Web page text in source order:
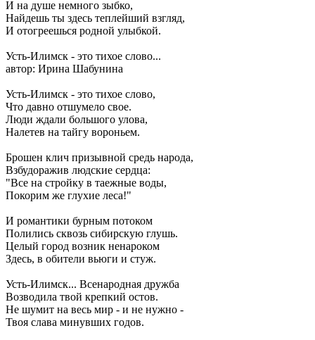
И на душе немного зыбко,
Найдешь ты здесь теплейший взгляд,
И отогреешься родной улыбкой.
Усть-Илимск - это тихое слово...
автор: Ирина Шабунина
Усть-Илимск - это тихое слово,
Что давно отшумело свое.
Люди ждали большого улова,
Налетев на тайгу вороньем.
Брошен клич призывной средь народа,
Взбудоражив людские сердца:
"Все на стройку в таежные воды,
Покорим же глухие леса!"
И романтики бурным потоком
Полились сквозь сибирскую глушь.
Целый город возник ненароком
Здесь, в обители вьюги и стуж.
Усть-Илимск... Всенародная дружба
Возводила твой крепкий остов.
Не шумит на весь мир - и не нужно -
Твоя слава минувших годов.